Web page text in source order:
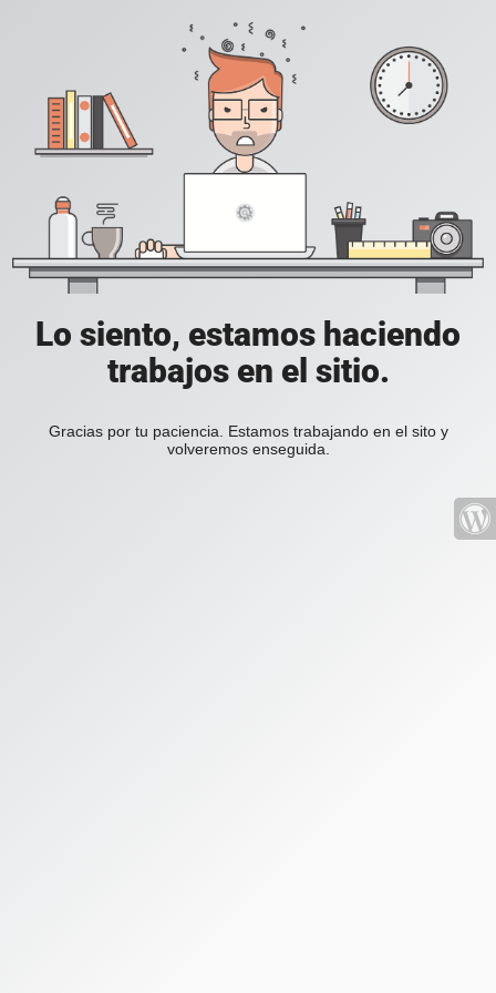
Lo siento, estamos haciendo
trabajos en el sitio.
Gracias por tu paciencia. Estamos trabajando en el sito y
volveremos enseguida.